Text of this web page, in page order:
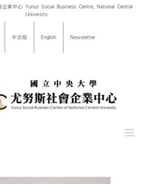
業中心 Yunus Social Business Centre, National Central
University
中文版 English Newsletter